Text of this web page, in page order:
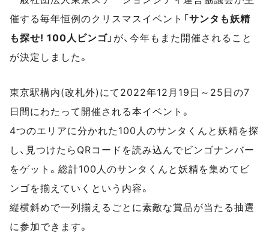
催する毎年恒例のクリスマスイベント「サンタも妖精
も探せ! 100人ビンゴ 」が、今年もまた開催されること
が決定しました。
東京駅構内(改札外)にて2022年12月19日～25日の7
日間にわたって開催される本イベント。
4つのエリアに分かれた100人のサンタくんと妖精を探
し、見つけたらQRコードを読み込んでビンゴナンバー
をゲット。総計100人のサンタくんと妖精を集めてビ
ンゴを揃えていくという内容。
縦横斜めで一列揃えるごとに素敵な賞品が当たる抽選
に参加できます。